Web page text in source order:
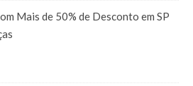
Mais de 50% de Desconto em SP